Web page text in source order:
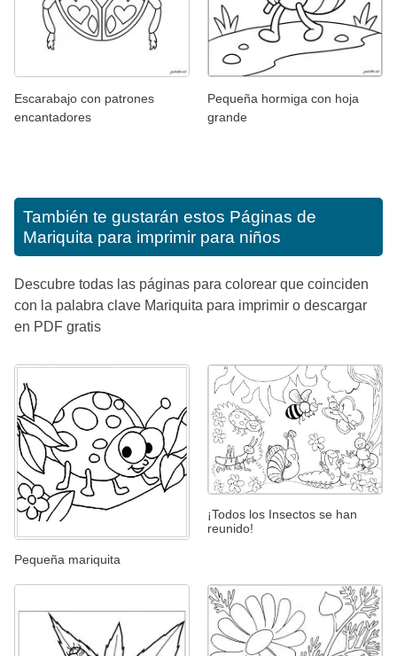
Escarabajo con patrones
encantadores
Pequeña hormiga con hoja
grande
También te gustarán estos Páginas de
Mariquita para imprimir para niños
Descubre todas las páginas para colorear que coinciden
con la palabra clave Mariquita para imprimir o descargar
en PDF gratis
Pequeña mariquita
¡Todos los Insectos se han
reunido!